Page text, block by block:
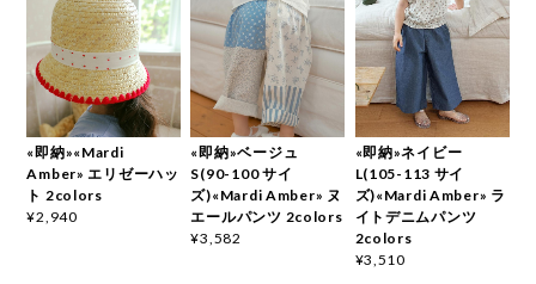
«即納»«Mardi
Amber» エリゼーハッ
ト 2colors
¥2,940
«即納»ベージュ
S(90-100 サイ
ズ)«Mardi Amber» ヌ
エールパンツ 2colors
¥3,582
«即納»ネイビー
L(105-113 サイ
ズ)«Mardi Amber» ラ
イトデニムパンツ
2colors
¥3,510